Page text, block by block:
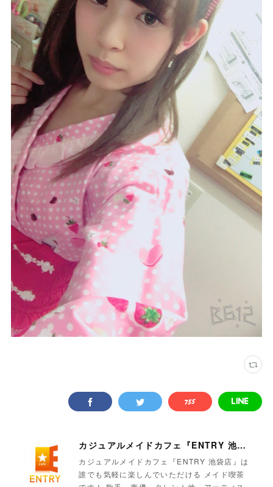
カジュアルメイドカフェ『ENTRY 池袋店』
カジュアルメイドカフェ『ENTRY 池袋店』は
誰でも気軽に楽しんでいただける メイド喫茶